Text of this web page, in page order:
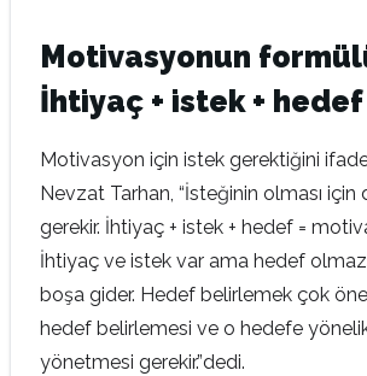
Motivasyonun
İhtiyaç + istek + hedef
Motivasyon için istek gerektiğini
Nevzat Tarhan, “İsteğinin olması
gerekir. İhtiyaç + istek + hedef =
İhtiyaç ve istek var ama hedef
boşa gider. Hedef belirlemek çok
hedef belirlemesi ve o hedefe
yönetmesi gerekir.”dedi.